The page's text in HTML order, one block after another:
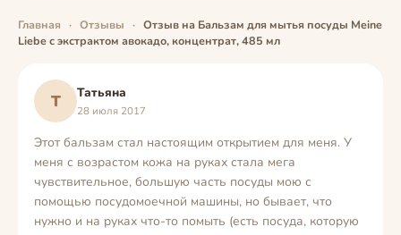
Главная · Отзывы · Отзыв на Бальзам для мытья посуды Meine
Liebe с экстрактом авокадо, концентрат, 485 мл
Т Татьяна
28 июля 2017
Этот бальзам стал настоящим открытием для меня. У
меня с возрастом кожа на руках стала мега
чувствительное, большую часть посуды мою с
помощью посудомоечной машины, но бывает, что
нужно и на руках что-то помыть (есть посуда, которую